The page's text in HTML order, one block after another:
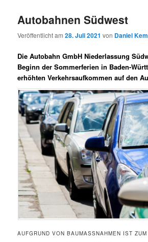
Autobahnen Südwest
Veröffentlicht am28. Juli 2021 von Daniel
Die Autobahn GmbH Niederlassung
Beginn der Sommerferien in Baden-
erhöhten Verkehrsaufkommen auf den
AUFGRUND VON BAUMASSNAHMEN IST ZUM